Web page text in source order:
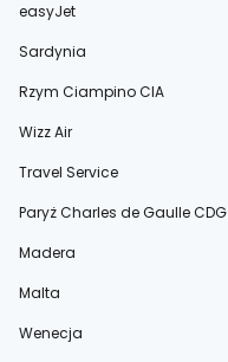
easyJet
Sardynia
Rzym Ciampino CIA
Wizz Air
Travel Service
Paryż Charles de Gaulle CDG
Madera
Malta
Wenecja